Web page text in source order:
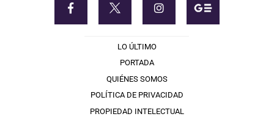
LO ÚLTIMO
PORTADA
QUIÉNES SOMOS
POLÍTICA DE PRIVACIDAD
PROPIEDAD INTELECTUAL